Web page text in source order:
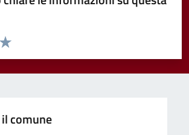
la pagina
5 stelle su 5
4 stelle su 5
su 5
su 5
5
comune